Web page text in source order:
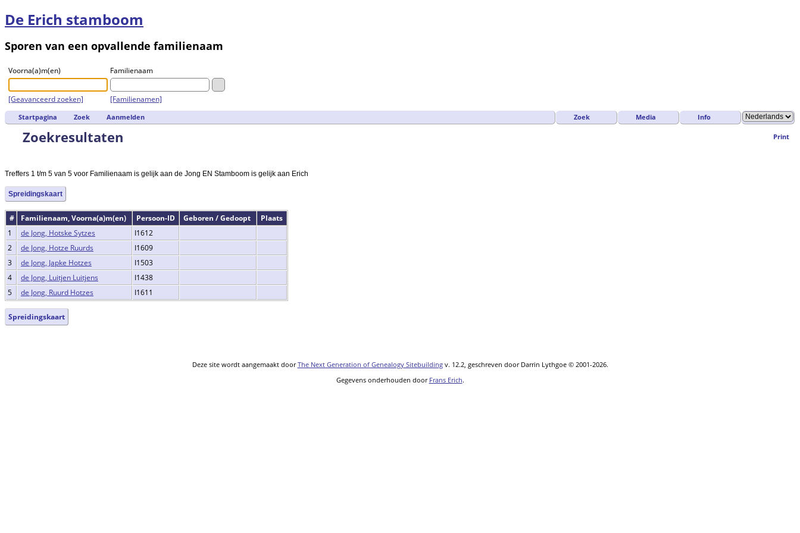
De Erich stamboom
Sporen van een opvallende familienaam
Voorna(a)m(en) Familienaam
[Geavanceerd zoeken] [Familienamen]
Startpagina Zoek Aanmelden Zoek Media Info
Print
Zoekresultaten
Treffers 1 t/m 5 van 5 voor Familienaam is gelijk aan de Jong EN Stamboom is gelijk aan Erich
Spreidingskaart
# Familienaam, Voorna(a)m(en) Persoon-ID Geboren / Gedoopt
Plaats
1
de Jong, Hotske Sytzes
I1612
2
de Jong, Hotze Ruurds
I1609
3
de Jong, Japke Hotzes
I1503
4
de Jong, Luitjen Luitjens
I1438
5
de Jong, Ruurd Hotzes I1611
Spreidingskaart
Deze site wordt aangemaakt doorThe Next Generation of Genealogy Sitebuildingv. 12.2, geschreven door Darrin Lythgoe © 2001-2026.
Gegevens onderhouden door Frans Erich.